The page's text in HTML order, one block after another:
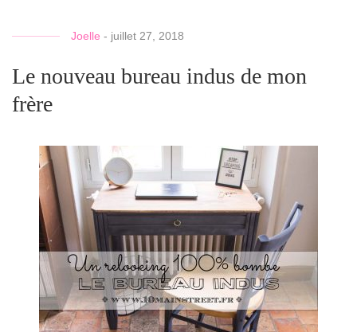
Joelle - juillet 27, 2018
Le nouveau bureau indus de mon
frère